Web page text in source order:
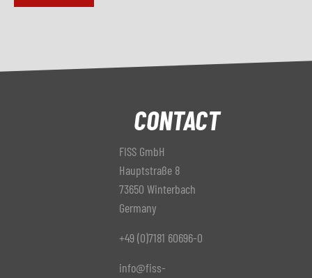
CONTACT
FISS GmbH
Hauptstraße 8
73650 Winterbach
Germany
+49 (0)7181 60696-0
info@fiss-